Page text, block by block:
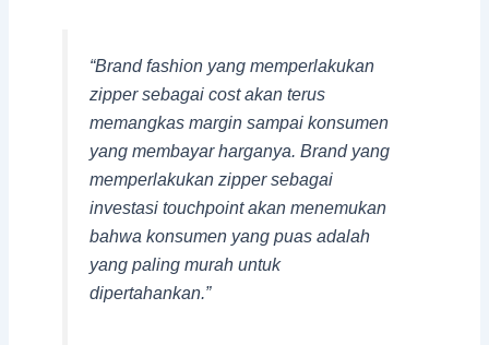
“Brand fashion yang memperlakukan
zipper sebagai cost akan terus
memangkas margin sampai konsumen
yang membayar harganya. Brand yang
memperlakukan zipper sebagai
investasi touchpoint akan menemukan
bahwa konsumen yang puas adalah
yang paling murah untuk
dipertahankan.”